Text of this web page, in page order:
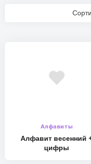
Алфавиты
Алфавит весенний
цифры